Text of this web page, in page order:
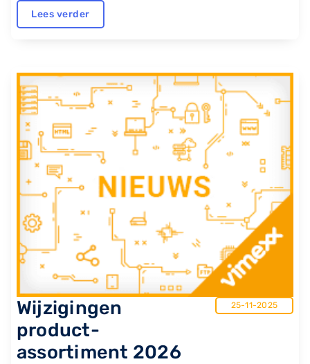
Lees verder
Wijzigingen
product-
assortiment 2026
25-11-2025